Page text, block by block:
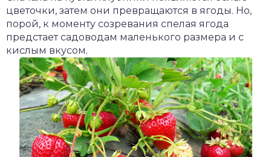
цветочки, затем они превращаются в ягоды. Но,
порой, к моменту созревания спелая ягода
предстает садоводам маленького размера и с
кислым вкусом.